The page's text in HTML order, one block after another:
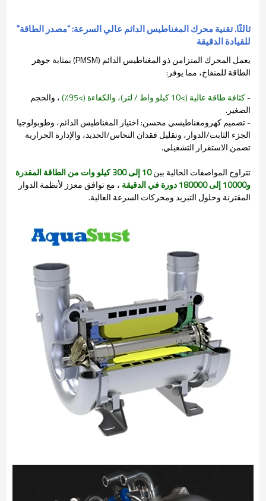
ثالثًا. تقنية محرك المغناطيس الدائم عالي السرعة: "مصدر الطاقة"
للقيادة الدقيقة
يعمل المحرك المتزامن ذو المغناطيس الدائم (PMSM) بمثابة جوهر
الطاقة للمنفاخ، مما يوفر:
-كثافة طاقة عالية (>10 كيلو واط / لتر)، والكفاءة (>95٪)
، والحجم
الصغير.
- تصميم كهرومغناطيسي محسن: اختيار المغناطيس الدائم، وطوبولوجيا
الجزء الثابت/الدوار، وتقليل فقدان النحاس/الحديد، والإدارة الحرارية
تضمن الاستقرار التشغيلي.
تتراوح المواصفات الحالية بين
10 إلى 300 كيلو وات من الطاقة المقدرة
و10000 إلى 180000 دورة في الدقيقة
، مع توافق معزز لأنظمة الدوار
المقترنة وحلول التبريد ومحركات السرعة العالية.